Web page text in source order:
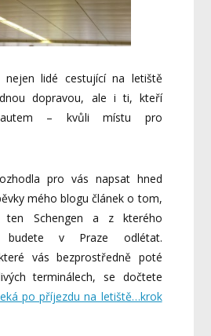
lidé cestující na letiště
dopravou, ale i ti, kteří
– kvůli místu pro
pro vás napsat hned
mého blogu článek o tom,
Schengen a z kterého
budete v Praze odlétat.
vás bezprostředně poté
terminálech, se dočtete
po příjezdu na letiště…krok